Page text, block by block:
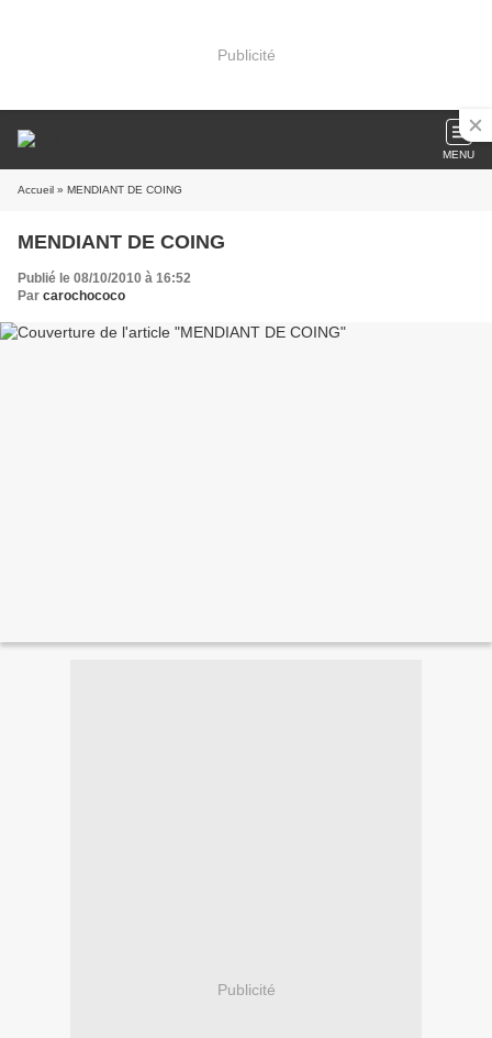
Publicité
MENU
Accueil » MENDIANT DE COING
MENDIANT DE COING
Publié le 08/10/2010 à 16:52
Par carochococo
Publicité